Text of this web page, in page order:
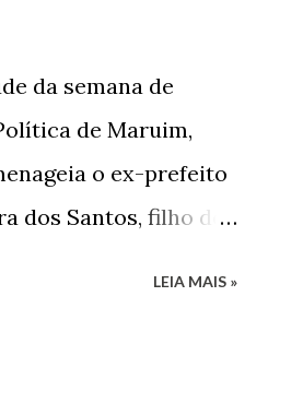
da semana de
de Maruim,
o ex-prefeito
dos Santos, filho de
LEIA MAIS »